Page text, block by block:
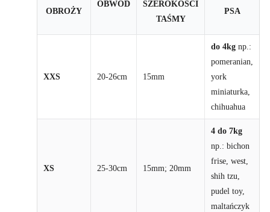
OBROŻY
OBWÓD
SZEROKOŚCI
TAŚMY
PSA
XXS 20-26cm 15mm
do 4kg np.:
pomeranian,
york
miniaturka,
chihuahua
XS 25-30cm 15mm; 20mm
4 do 7kg
np.: bichon
frise, west,
shih tzu,
pudel toy,
maltańczyk